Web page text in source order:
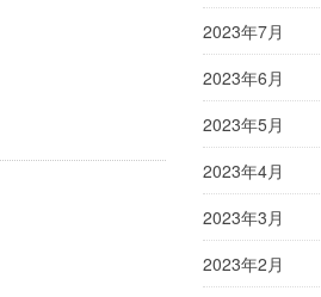
2023年7月
2023年6月
2023年5月
2023年4月
2023年3月
2023年2月